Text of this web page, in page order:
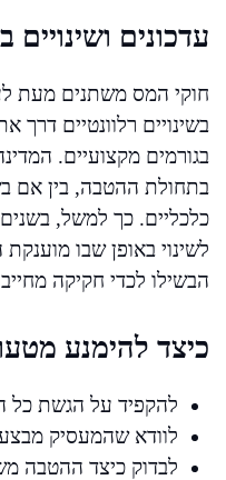
עדכונים ושינויים
חוקי המס משתנים מעת
בשינויים רלוונטיים
בגורמים מקצועיים.
בתחולת ההטבה, בין אם
כלכליים. כך למשל,
לשינוי באופן שבו
הבשילו לכדי חקיקה
כיצד להימנע
להקפיד על הגשת כל
לוודא שהמעסיק
לבדוק כיצד ההטבה